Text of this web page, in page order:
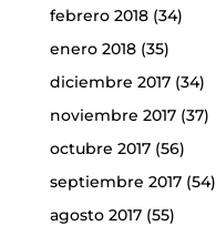
febrero 2018(34)
enero 2018(35)
diciembre 2017(34)
noviembre 2017(37)
octubre 2017(56)
septiembre 2017(54)
agosto 2017(55)